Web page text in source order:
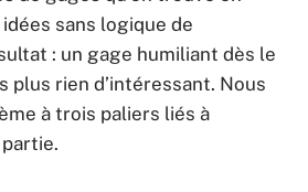
sans logique de
: un gage humiliant dès le
plus rien d’intéressant. Nous
à trois paliers liés à
partie.